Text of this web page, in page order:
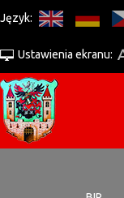
Język:
Ustawienia ekranu: